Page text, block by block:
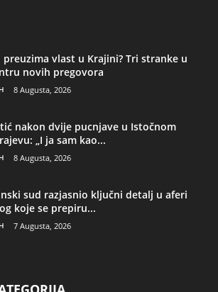
preuzima vlast u Krajini? Tri stranke u
novih pregovora
8 Augusta, 2026
nakon dvije pucnjave u Istočnom
„I ja sam kao...
8 Augusta, 2026
sud razjasnio ključni detalj u aferi
koje se prepiru...
7 Augusta, 2026